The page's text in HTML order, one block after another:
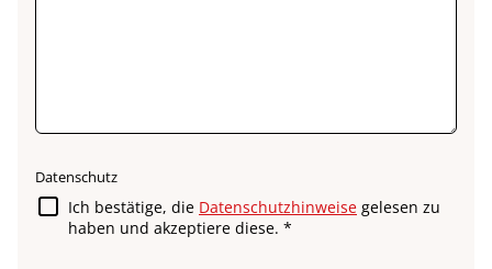
Datenschutz
Ich bestätige, die Datenschutzhinweise gelesen zu
haben und akzeptiere diese. *